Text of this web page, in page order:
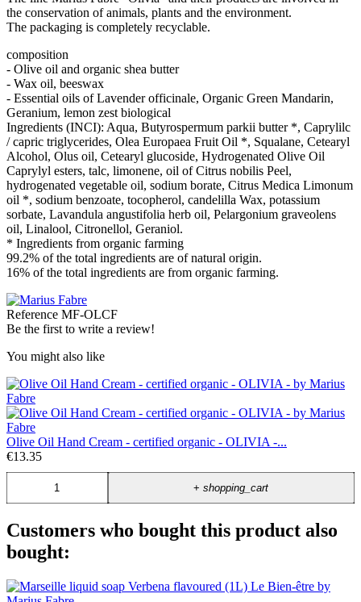
the conservation of animals, plants and the environment.
The packaging is completely recyclable.
composition
- Olive oil and organic shea butter
- Wax oil, beeswax
- Essential oils of Lavender officinale, Organic Green Mandarin,
Geranium, lemon zest biological
Ingredients (INCI): Aqua, Butyrospermum parkii butter *, Caprylilc
/ capric triglycerides, Olea Europaea Fruit Oil *, Squalane, Cetearyl
Alcohol, Olus oil, Cetearyl glucoside, Hydrogenated Olive Oil
Caprylyl esters, talc, limonene, oil of Citrus nobilis Peel,
hydrogenated vegetable oil, sodium borate, Citrus Medica Limonum
oil *, sodium benzoate, tocopherol, candelilla Wax, potassium
sorbate, Lavandula angustifolia herb oil, Pelargonium graveolens
oil, Linalool, Citronellol, Geraniol.
* Ingredients from organic farming
99.2% of the total ingredients are of natural origin.
16% of the total ingredients are from organic farming.
Reference MF-OLCF
Be the first to write a review!
You might also like
Olive Oil Hand Cream - certified organic - OLIVIA -...
€13.35
+shopping_cart
Customers who bought this product also
bought: